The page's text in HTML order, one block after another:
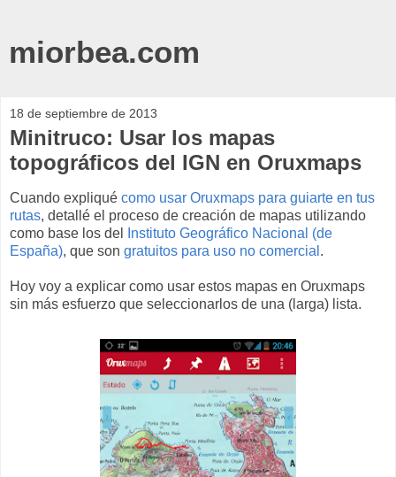
miorbea.com
18 de septiembre de 2013
Minitruco: Usar los mapas
topográficos del IGN en Oruxmaps
Cuando expliqué como usar Oruxmaps para guiarte en tus
rutas, detallé el proceso de creación de mapas utilizando
como base los del
Instituto Geográfico Nacional (de
España), que son gratuitos para uso no comercial .
Hoy voy a explicar como usar estos mapas en Oruxmaps
sin más esfuerzo que seleccionarlos de una (larga) lista.